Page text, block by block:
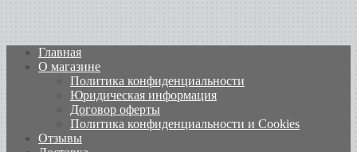
Главная
О магазине
Политика конфиденциальности
Юридическая информация
Договор оферты
Политика конфиденциальности и Cookies
Отзывы